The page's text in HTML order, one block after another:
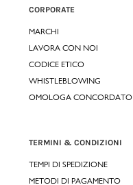
CORPORATE
MARCHI
LAVORA CON NOI
CODICE ETICO
WHISTLEBLOWING
OMOLOGA CONCORDATO
TERMINI & CONDIZIONI
TEMPI DI SPEDIZIONE
METODI DI PAGAMENTO